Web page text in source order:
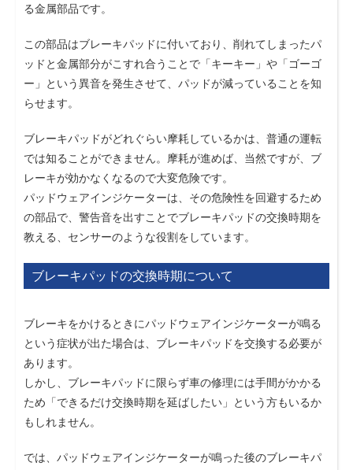
る金属部品です。
この部品はブレーキパッドに付いており、削れてしまったパ
ッドと金属部分がこすれ合うことで「キーキー」や「ゴーゴ
ー」という異音を発生させて、パッドが減っていることを知
らせます。
ブレーキパッドがどれぐらい摩耗しているかは、普通の運転
では知ることができません。摩耗が進めば、当然ですが、ブ
レーキが効かなくなるので大変危険です。
パッドウェアインジケーターは、その危険性を回避するため
の部品で、警告音を出すことでブレーキパッドの交換時期を
教える、センサーのような役割をしています。
ブレーキパッドの交換時期について
ブレーキをかけるときにパッドウェアインジケーターが鳴る
という症状が出た場合は、ブレーキパッドを交換する必要が
あります。
しかし、ブレーキパッドに限らず車の修理には手間がかかる
ため「できるだけ交換時期を延ばしたい」という方もいるか
もしれません。
では、パッドウェアインジケーターが鳴った後のブレーキパ